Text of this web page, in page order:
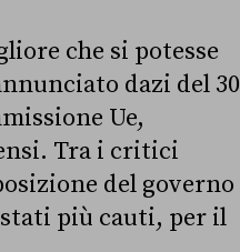
che si potesse
dazi del 30
Ue,
Tra i critici
del governo
più cauti, per il